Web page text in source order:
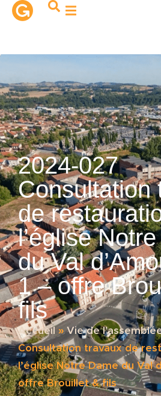
principal
2024-027
Consultation
de
l’église
du Val
1 – offre
fils
Accueil »Vie de
Consultation travaux de
l’église Notre Dame du Val
offre Brouillet & fils